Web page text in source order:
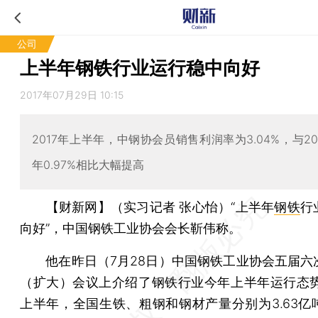
公司
上半年钢铁行业运行稳中向好
2017年07月29日 10:15
2017年上半年，中钢协会员销售利润率为3.04%，与
年0.97%相比大幅提高
【财新网】（实习记者 张心怡）“上半年钢铁行
向好”，中国钢铁工业协会会长靳伟称。
他在昨日（7月28日）中国钢铁工业协会五届六
（扩大）会议上介绍了钢铁行业今年上半年运行态
上半年，全国生铁、粗钢和钢材产量分别为3.63亿